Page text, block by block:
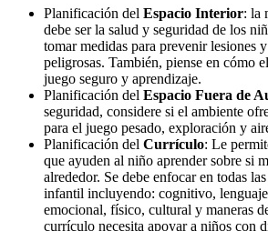
Planificación del Espacio Interior: la
debe ser la salud y seguridad de los
tomar medidas para prevenir lesiones
peligrosas. También, piense en cómo
juego seguro y aprendizaje.
Planificación del Espacio Fuera de
seguridad, considere si el ambiente
para el juego pesado, exploración y
Planificación del Currículo: Le
que ayuden al niño aprender sobre si
alrededor. Se debe enfocar en todas
infantil incluyendo: cognitivo,
emocional, físico, cultural y maneras
currículo necesita apoyar a niños con